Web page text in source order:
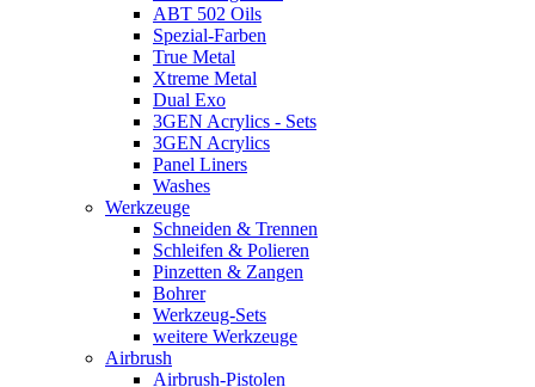
ABT 502 Oils
Spezial-Farben
True Metal
Xtreme Metal
Dual Exo
3GEN Acrylics - Sets
3GEN Acrylics
Panel Liners
Washes
Werkzeuge
Schneiden & Trennen
Schleifen & Polieren
Pinzetten & Zangen
Bohrer
Werkzeug-Sets
weitere Werkzeuge
Airbrush
Airbrush-Pistolen